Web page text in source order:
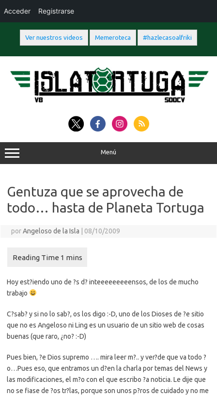
Ver nuestros videos Memeroteca #hazlecasoalfriki
contenido
Menú
Gentuza que se aprovecha de
todo… hasta de Planeta Tortuga
porAngeloso de la Isla 08/10/2009
Hoy est?iendo uno de ?s d? inteeeeeeeeensos, de los de mucho
trabajo
C?sab? y si no lo sab?, os los digo :-D, uno de los Dioses de ?e sitio
que no es Angeloso ni Ling es un usuario de un sitio web de cosas
buenas (que raro, ¿no? :-D)
Pues bien, ?e Dios supremo …. mira leer m?.. y ver?de que va todo ?
o…Pues eso, que entramos un d?en la charla por temas del News y
las modificaciones, el m?o con el que escribo ?a noticia. Le dije que
no se fiase de ?os tr?las, porque son unos p?ros de cuidado y no me
Acceder Registrarse